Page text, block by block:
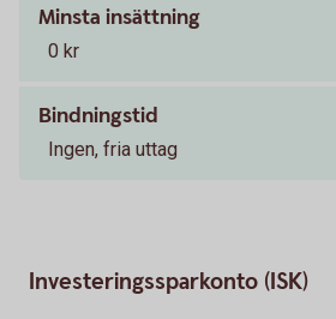
Minsta insättning
0 kr
Bindningstid
Ingen, fria uttag
Investeringssparkonto (ISK)